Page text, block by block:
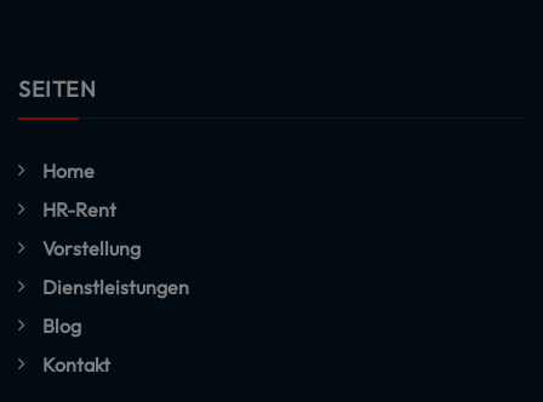
SEITEN
Home
HR-Rent
Vorstellung
Dienstleistungen
Blog
Kontakt